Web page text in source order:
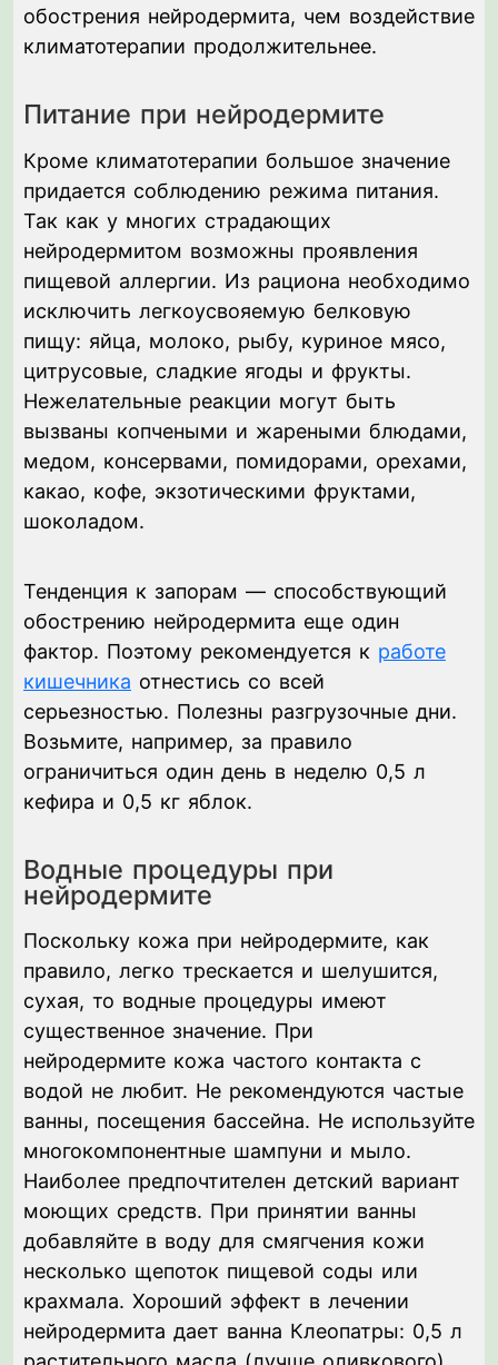
обострения нейродермита, чем воздействие
климатотерапии продолжительнее.
Питание при нейродермите
Кроме климатотерапии большое значение
придается соблюдению режима питания.
Так как у многих страдающих
нейродермитом возможны проявления
пищевой аллергии. Из рациона необходимо
исключить легкоусвояемую белковую
пищу: яйца, молоко, рыбу, куриное мясо,
цитрусовые, сладкие ягоды и фрукты.
Нежелательные реакции могут быть
вызваны копчеными и жареными блюдами,
медом, консервами, помидорами, орехами,
какао, кофе, экзотическими фруктами,
шоколадом.
Тенденция к запорам — способствующий
обострению нейродермита еще один
фактор. Поэтому рекомендуется к работе
кишечника отнестись со всей
серьезностью. Полезны разгрузочные дни.
Возьмите, например, за правило
ограничиться один день в неделю 0,5 л
кефира и 0,5 кг яблок.
Водные процедуры при
нейродермите
Поскольку кожа при нейродермите, как
правило, легко трескается и шелушится,
сухая, то водные процедуры имеют
существенное значение. При
нейродермите кожа частого контакта с
водой не любит. Не рекомендуются частые
ванны, посещения бассейна. Не используйте
многокомпонентные шампуни и мыло.
Наиболее предпочтителен детский вариант
моющих средств. При принятии ванны
добавляйте в воду для смягчения кожи
несколько щепоток пищевой соды или
крахмала. Хороший эффект в лечении
нейродермита дает ванна Клеопатры: 0,5 л